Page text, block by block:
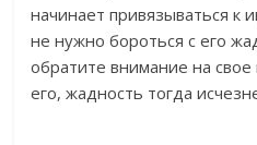
начинает привязываться к
не нужно бороться с его
обратите внимание на
его, жадность тогда